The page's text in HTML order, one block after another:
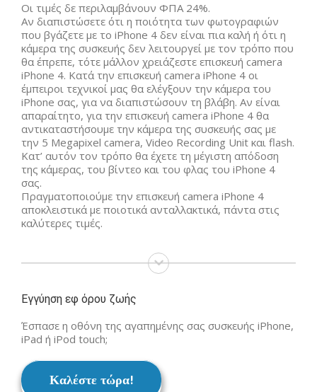
Οι τιμές δε περιλαμβάνουν ΦΠΑ 24%.
Αν διαπιστώσετε ότι η ποιότητα των φωτογραφιών
που βγάζετε με το iPhone 4 δεν είναι πια καλή ή ότι η
κάμερα της συσκευής δεν λειτουργεί με τον τρόπο που
θα έπρεπε, τότε μάλλον χρειάζεστε επισκευή camera
iPhone 4. Κατά την επισκευή camera iPhone 4 οι
έμπειροι τεχνικοί μας θα ελέγξουν την κάμερα του
iPhone σας, για να διαπιστώσουν τη βλάβη. Αν είναι
απαραίτητο, για την επισκευή camera iPhone 4 θα
αντικαταστήσουμε την κάμερα της συσκευής σας με
την 5 Megapixel camera, Video Recording Unit και flash.
Κατ’ αυτόν τον τρόπο θα έχετε τη μέγιστη απόδοση
της κάμερας, του βίντεο και του φλας του iPhone 4
σας.
Πραγματοποιούμε την επισκευή camera iPhone 4
αποκλειστικά με ποιοτικά ανταλλακτικά, πάντα στις
καλύτερες τιμές.
Εγγύηση εφ όρου ζωής
Έσπασε η οθόνη της αγαπημένης σας συσκευής iPhone,
iPad ή iPod touch;
Καλέστε τώρα!